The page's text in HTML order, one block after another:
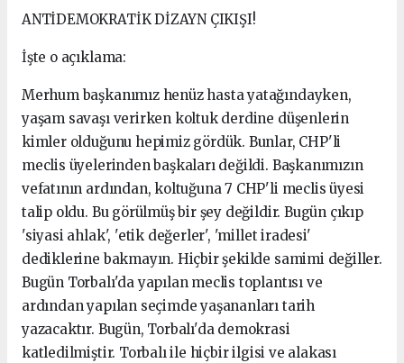
ANTİDEMOKRATİK DİZAYN ÇIKIŞI!
İşte o açıklama:
Merhum başkanımız henüz hasta yatağındayken,
yaşam savaşı verirken koltuk derdine düşenlerin
kimler olduğunu hepimiz gördük. Bunlar, CHP'li
meclis üyelerinden başkaları değildi. Başkanımızın
vefatının ardından, koltuğuna 7 CHP'li meclis üyesi
talip oldu. Bu görülmüş bir şey değildir. Bugün çıkıp
'siyasi ahlak', 'etik değerler', 'millet iradesi'
dediklerine bakmayın. Hiçbir şekilde samimi değiller.
Bugün Torbalı'da yapılan meclis toplantısı ve
ardından yapılan seçimde yaşananları tarih
yazacaktır. Bugün, Torbalı'da demokrasi
katledilmiştir. Torbalı ile hiçbir ilgisi ve alakası